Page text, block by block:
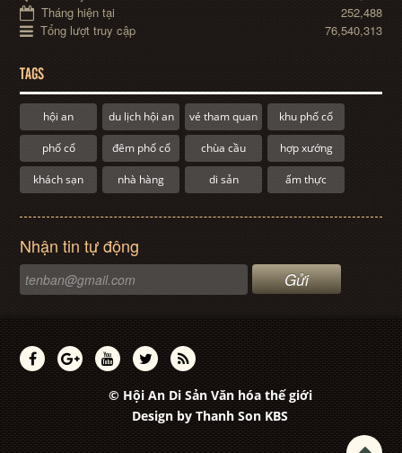
Tháng hiện tại
252,488
Tổng lượt truy cập
76,540,313
TAGS
hội an du lịch hội an vé tham quan khu phố cổ
phố cổ đêm phố cổ chùa cầu hợp xướng
khách sạn nhà hàng di sản ẩm thực
Nhận tin tự động
© Hội An Di Sản Văn hóa thế giới
Design by Thanh Son KBS